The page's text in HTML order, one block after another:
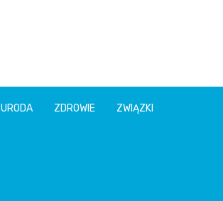
URODA ZDROWIE ZWIĄZKI